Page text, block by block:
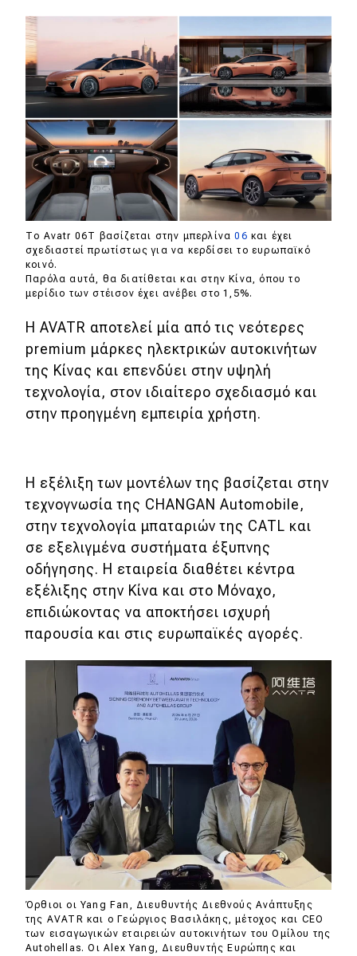
Το Avatr 06T βασίζεται στην μπερλίνα06 και έχει
σχεδιαστεί πρωτίστως για να κερδίσει το ευρωπαϊκό
κοινό.
Παρόλα αυτά, θα διατίθεται και στην Κίνα, όπου το
μερίδιο των στέισον έχει ανέβει στο 1,5%.
Η AVATR αποτελεί μία από τις νεότερες
premium μάρκες ηλεκτρικών αυτοκινήτων
της Κίνας και επενδύει στην υψηλή
τεχνολογία, στον ιδιαίτερο σχεδιασμό και
στην προηγμένη εμπειρία χρήστη.
Η εξέλιξη των μοντέλων της βασίζεται στην
τεχνογνωσία της CHANGAN Automobile,
στην τεχνολογία μπαταριών της CATL και
σε εξελιγμένα συστήματα έξυπνης
οδήγησης. Η εταιρεία διαθέτει κέντρα
εξέλιξης στην Κίνα και στο Μόναχο,
επιδιώκοντας να αποκτήσει ισχυρή
παρουσία και στις ευρωπαϊκές αγορές.
Όρθιοι οι Yang Fan, Διευθυντής Διεθνούς Ανάπτυξης
της AVATR και ο Γεώργιος Βασιλάκης, μέτοχος και CEO
των εισαγωγικών εταιρειών αυτοκινήτων του Ομίλου της
Autohellas. Οι Alex Yang, Διευθυντής Ευρώπης και